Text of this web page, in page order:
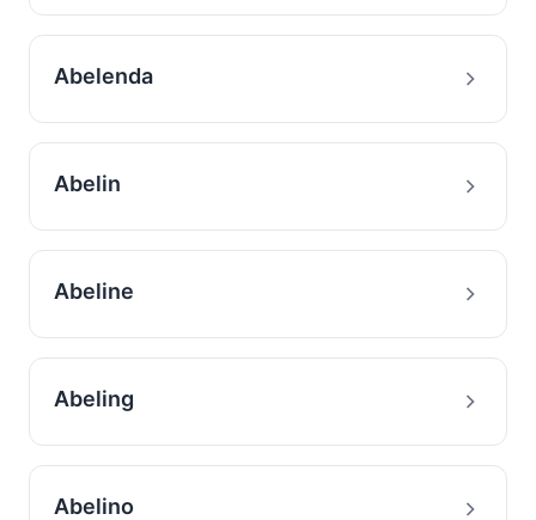
Abelenda
Abelin
Abeline
Abeling
Abelino